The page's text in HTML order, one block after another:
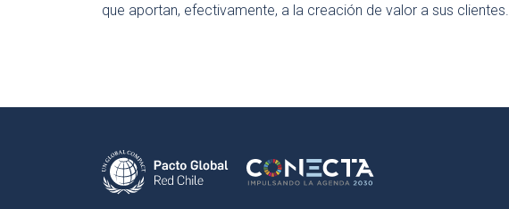
que aportan, efectivamente, a la creación de valor a sus clientes.